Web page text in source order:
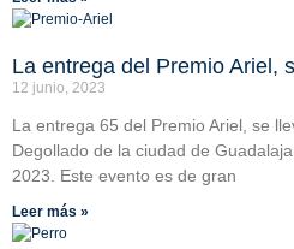
La entrega del Premio Ariel,
12 junio, 2023
La entrega 65 del Premio Ariel, se
Degollado de la ciudad de
2023. Este evento es de gran
Leer más »